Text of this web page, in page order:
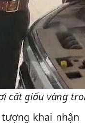
cất giấu vàng
khai nhận